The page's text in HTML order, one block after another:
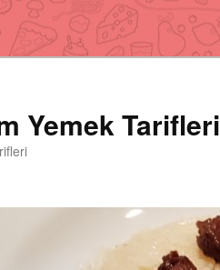
Yemek Tarifleri